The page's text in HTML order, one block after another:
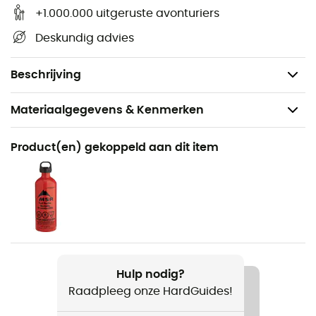
+1.000.000 uitgeruste avonturiers
Deskundig advies
Beschrijving
Multifuelbrander
Shaker Jet™-technologie voor snelle en
Gewicht: 400 g
Materiaalgegevens & Kenmerken
Aanbevolen voor
Wandelen / Trekking / Kamperen
Gewicht
Product
Type brandstof
Multicombustibles
Product(en) gekoppeld aan dit item
Hulp nodig?
Raadpleeg onze HardGuides!